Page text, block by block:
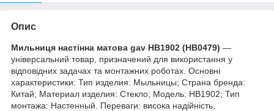
Опис
Мильниця настінна матова gav HB1902 (HB0479) —
універсальний товар, призначений для використання у
відповідних задачах та монтажних роботах. Основні
характеристики: Тип изделия: Мыльницы; Страна бренда:
Китай; Материал изделия: Стекло; Мoдель: HB1902; Тип
монтажа: Настенный. Переваги: висока надійність,